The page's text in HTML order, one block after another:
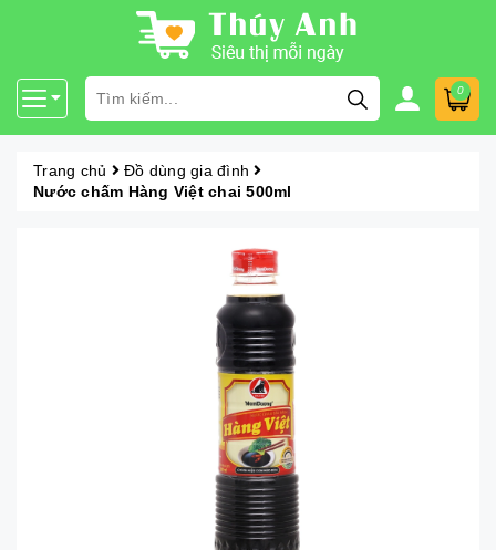
0
Trang chủ
Đồ dùng gia đình
Nước chấm Hàng Việt chai 500ml